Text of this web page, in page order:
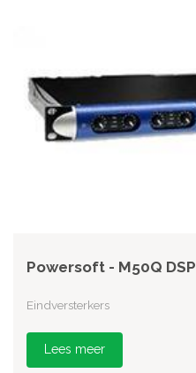
Powersoft - M50Q DSP
Eindversterkers
Lees meer